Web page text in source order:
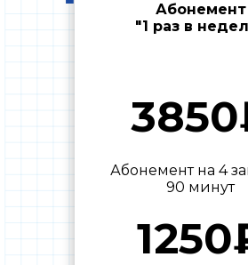
Абонемент
"1 раз в
Абонемент на 4
90 минут